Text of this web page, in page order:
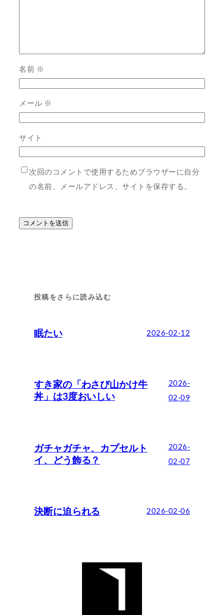
名前 ※
メール ※
サイト
次回のコメントで使用するためブラウザーに自分
の名前、メールアドレス、サイトを保存する。
投稿をさらに読み込む
眠たい 2026-02-12
すき家の「わさび山かけ牛
丼」は3度おいしい
2026-
02-09
ガチャガチャ、カプセルト
イ、どう飾る？
2026-
02-07
決断に迫られる 2026-02-06